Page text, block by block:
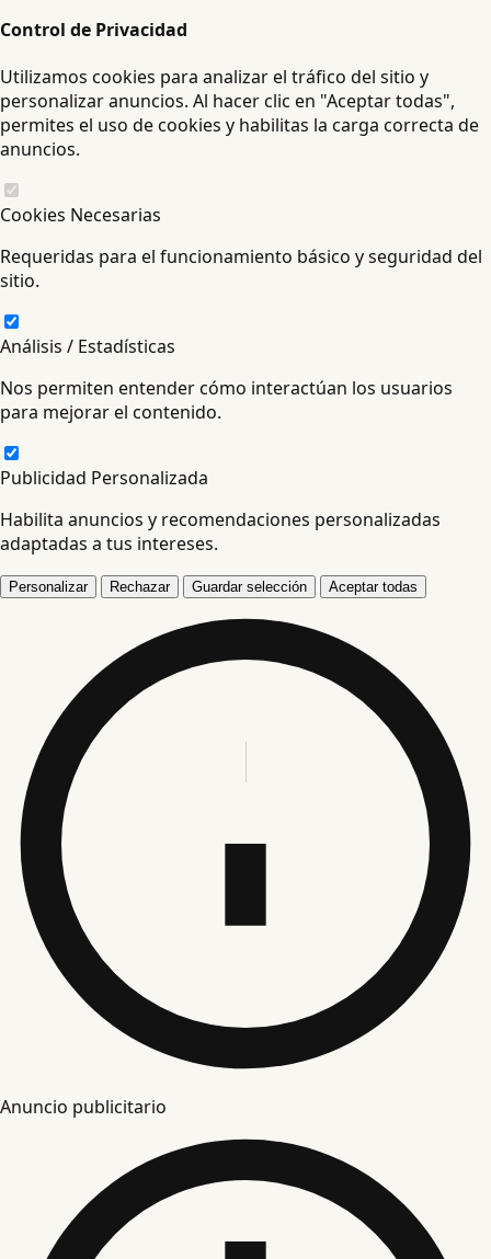
Control de Privacidad
Utilizamos cookies para analizar el tráfico del sitio y
personalizar anuncios. Al hacer clic en "Aceptar todas",
permites el uso de cookies y habilitas la carga correcta de
anuncios.
Cookies Necesarias
Requeridas para el funcionamiento básico y seguridad del
sitio.
Análisis / Estadísticas
Nos permiten entender cómo interactúan los usuarios
para mejorar el contenido.
Publicidad Personalizada
Habilita anuncios y recomendaciones personalizadas
adaptadas a tus intereses.
Personalizar Rechazar Guardar selección Aceptar todas
Anuncio publicitario